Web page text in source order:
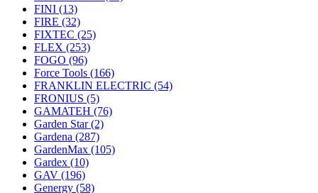
FINI (13)
FIRE (32)
FIXTEC (25)
FLEX (253)
FOGO (96)
Force Tools (166)
FRANKLIN ELECTRIC (54)
FRONIUS (5)
GAMATEH (76)
Garden Star(2)
Gardena (287)
GardenMax (105)
Gardex (10)
GAV (196)
Genergy (58)